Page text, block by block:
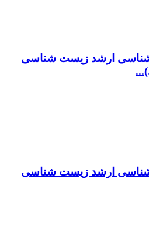
ارشد زیست شناسی
ارشد زیست شناسی